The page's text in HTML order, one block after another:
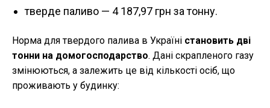
тверде паливо — 4 187,97 грн за тонну.
Норма для твердого палива в Україні становить дві
тонни на домогосподарство. Дані скрапленого газу
змінюються, а залежить це від кількості осіб, що
проживають у будинку: